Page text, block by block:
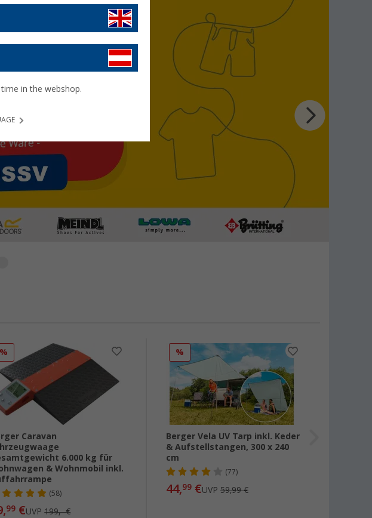
%
Caravan
6.000 kg für
& Wohnmobil inkl.
(58)
99 €UVP199,- €
%
Berger Vela UV Tarp inkl. Keder
& Aufstellstangen, 300 x 240
cm
(77)
44,99€UVP 59,99 €
in the webshop.